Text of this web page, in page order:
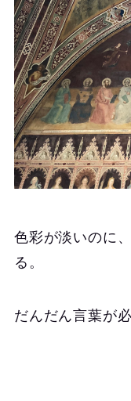
色彩が淡いのに
る。
だんだん言葉が